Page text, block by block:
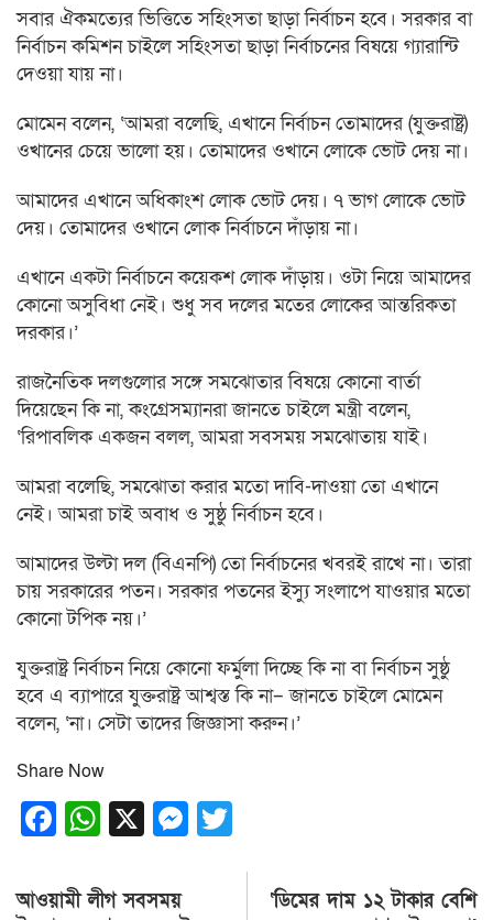
সবার ঐকমত্যের ভিত্তিতে সহিংসতা ছাড়া নির্বাচন হবে। সরকার বা
নির্বাচন কমিশন চাইলে সহিংসতা ছাড়া নির্বাচনের বিষয়ে গ্যারান্টি
দেওয়া যায় না।
মোমেন বলেন, ‘আমরা বলেছি, এখানে নির্বাচন তোমাদের (যুক্তরাষ্ট্র)
ওখানের চেয়ে ভালো হয়। তোমাদের ওখানে লোকে ভোট দেয় না।
আমাদের এখানে অধিকাংশ লোক ভোট দেয়। ৭ ভাগ লোকে ভোট
দেয়। তোমাদের ওখানে লোক নির্বাচনে দাঁড়ায় না।
এখানে একটা নির্বাচনে কয়েকশ লোক দাঁড়ায়। ওটা নিয়ে আমাদের
কোনো অসুবিধা নেই। শুধু সব দলের মতের লোকের আন্তরিকতা
দরকার।’
রাজনৈতিক দলগুলোর সঙ্গে সমঝোতার বিষয়ে কোনো বার্তা
দিয়েছেন কি না, কংগ্রেসম্যানরা জানতে চাইলে মন্ত্রী বলেন,
‘রিপাবলিক একজন বলল, আমরা সবসময় সমঝোতায় যাই।
আমরা বলেছি, সমঝোতা করার মতো দাবি-দাওয়া তো এখানে
নেই। আমরা চাই অবাধ ও সুষ্ঠু নির্বাচন হবে।
আমাদের উল্টা দল (বিএনপি) তো নির্বাচনের খবরই রাখে না। তারা
চায় সরকারের পতন। সরকার পতনের ইস্যু সংলাপে যাওয়ার মতো
কোনো টপিক নয়।’
যুক্তরাষ্ট্র নির্বাচন নিয়ে কোনো ফর্মুলা দিচ্ছে কি না বা নির্বাচন সুষ্ঠু
হবে এ ব্যাপারে যুক্তরাষ্ট্র আশ্বস্ত কি না– জানতে চাইলে মোমেন
বলেন, ‘না। সেটা তাদের জিজ্ঞাসা করুন।’
Share Now
Facebook
WhatsApp
X Messenger
Post
আওয়ামী লীগ সবসময়
‘ডিমের দাম ১২ টাকার বেশি